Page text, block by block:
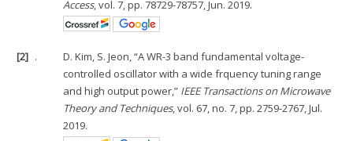
Access, vol. 7, pp. 78729-78757, Jun. 2019.
[2] .
D. Kim, S. Jeon, “A WR-3 band fundamental voltage-
controlled oscillator with a wide frquency tuning range
and high output power,” IEEE Transactions on Microwave
Theory and Techniques, vol. 67, no. 7, pp. 2759-2767, Jul.
2019.